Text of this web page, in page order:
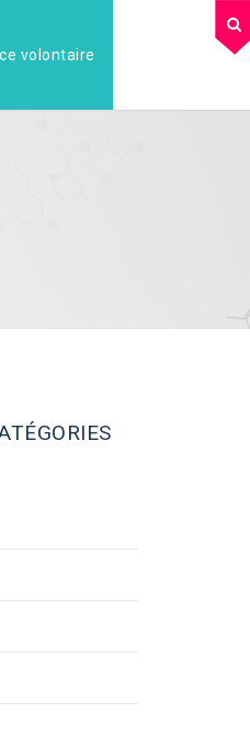
volontaire